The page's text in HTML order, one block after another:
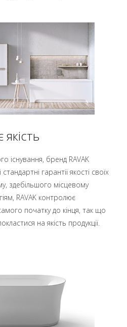
якість
існування, бренд RAVAK
гарантії якості своїх
здебільшого місцевому
RAVAK контролює
початку до кінця, так що
на якість продукції.